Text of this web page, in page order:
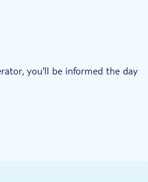
you'll be informed the day